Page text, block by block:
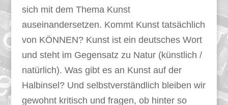
sich mit dem Thema Kunst
auseinandersetzen. Kommt Kunst tatsächlich
von KÖNNEN? Kunst ist ein deutsches Wort
und steht im Gegensatz zu Natur (künstlich /
natürlich). Was gibt es an Kunst auf der
Halbinsel? Und selbstverständlich bleiben wir
gewohnt kritisch und fragen, ob hinter so